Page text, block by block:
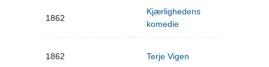
1862
Kjærlighedens
komedie
1862 Terje Vigen